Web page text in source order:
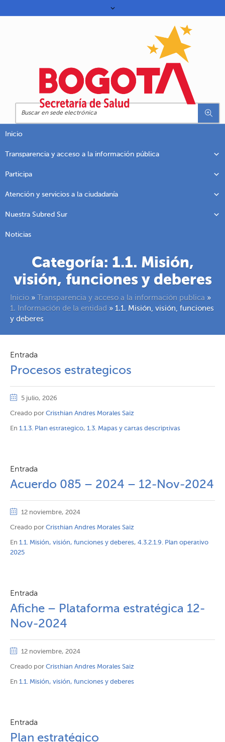
Inicio
Transparencia y acceso a la información pública
Participa
Atención y servicios a la ciudadanía
Nuestra Subred Sur
Noticias
Categoría: 1.1. Misión,
visión, funciones y deberes
Inicio » Transparencia y acceso a la información publica »
1. Información de la entidad » 1.1. Misión, visión, funciones
y deberes
Entrada
Procesos estrategicos
5 julio, 2026
Creado por Cristhian Andres Morales Saiz
En 1.1.3. Plan estrategico, 1.3. Mapas y cartas descriptivas
Entrada
Acuerdo 085 – 2024 – 12-Nov-2024
12 noviembre, 2024
Creado por Cristhian Andres Morales Saiz
En 1.1. Misión, visión, funciones y deberes, 4.3.2.1.9. Plan operativo
2025
Entrada
Afiche – Plataforma estratégica 12-
Nov-2024
12 noviembre, 2024
Creado por Cristhian Andres Morales Saiz
En 1.1. Misión, visión, funciones y deberes
Entrada
Plan estratégico